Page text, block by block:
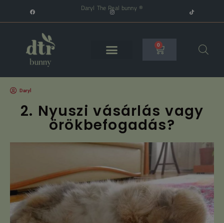
Daryl The Real bunny ®
0
Daryl
2. Nyuszi vásárlás vagy
örökbefogadás?